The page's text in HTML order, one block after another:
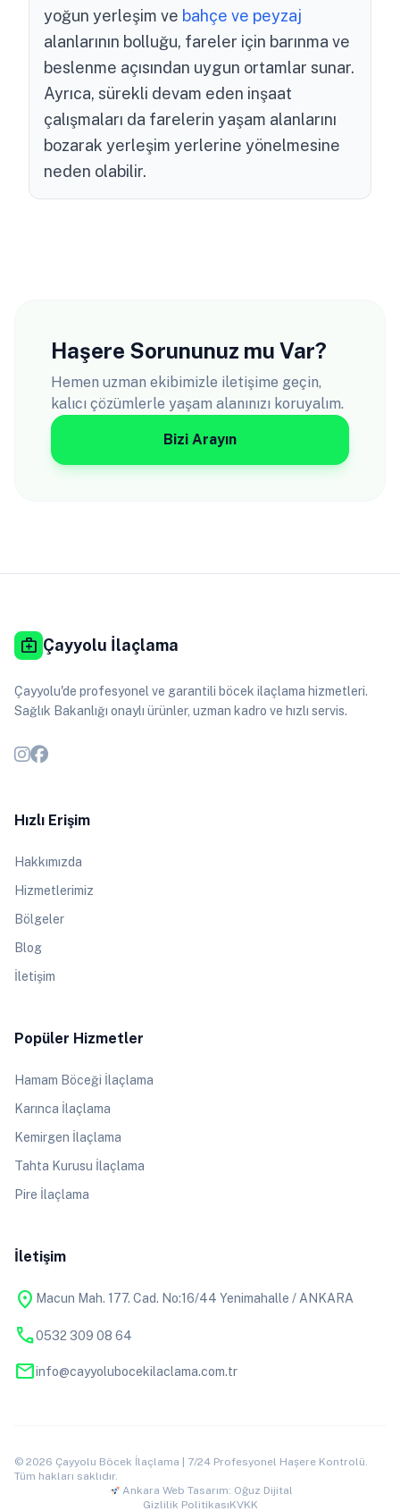
yoğun yerleşim ve bahçe ve peyzaj
alanlarının bolluğu, fareler için barınma ve
beslenme açısından uygun ortamlar sunar.
Ayrıca, sürekli devam eden inşaat
çalışmaları da farelerin yaşam alanlarını
bozarak yerleşim yerlerine yönelmesine
neden olabilir.
Haşere Sorununuz mu Var?
Hemen uzman ekibimizle iletişime geçin,
kalıcı çözümlerle yaşam alanınızı koruyalım.
Bizi Arayın
medical_services Çayyolu İlaçlama
Çayyolu'de profesyonel ve garantili böcek ilaçlama hizmetleri.
Sağlık Bakanlığı onaylı ürünler, uzman kadro ve hızlı servis.
Hızlı Erişim
Hakkımızda
Hizmetlerimiz
Bölgeler
Blog
İletişim
Popüler Hizmetler
Hamam Böceği İlaçlama
Karınca İlaçlama
Kemirgen İlaçlama
Tahta Kurusu İlaçlama
Pire İlaçlama
İletişim
location_on Macun Mah. 177. Cad. No:16/44 Yenimahalle / ANKARA
phone0532 309 08 64
mailinfo@cayyolubocekilaclama.com.tr
© 2026 Çayyolu Böcek İlaçlama | 7/24 Profesyonel Haşere Kontrolü.
Tüm hakları saklıdır.
Ankara Web Tasarım: Oğuz Dijital
Gizlilik PolitikasıKVKK